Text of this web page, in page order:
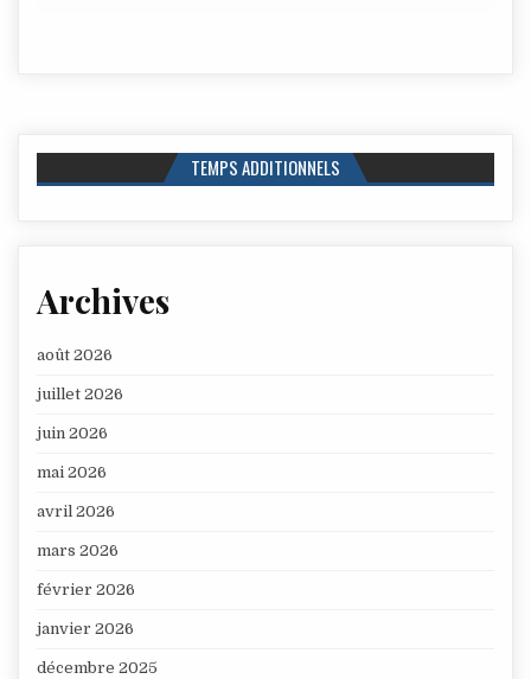
TEMPS ADDITIONNELS
Archives
août 2026
juillet 2026
juin 2026
mai 2026
avril 2026
mars 2026
février 2026
janvier 2026
décembre 2025